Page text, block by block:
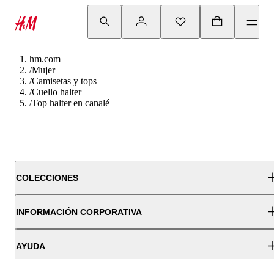
hm.com
/Mujer
/Camisetas y tops
/Cuello halter
/Top halter en canalé
COLECCIONES
INFORMACIÓN CORPORATIVA
AYUDA